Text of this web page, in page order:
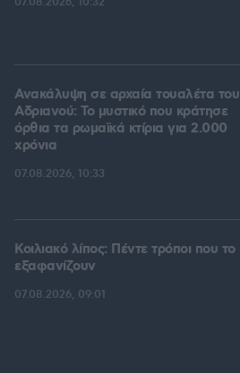
Ανακάλυψη σε αρχαία τουαλέτα του
Αδριανού: Το μυστικό που κράτησε
όρθια τα ρωμαϊκά κτίρια για 2.000
χρόνια
07.08.2026, 10:33
Κοιλιακό λίπος: Πέντε τρόποι που το
εξαφανίζουν
07.08.2026, 09:01